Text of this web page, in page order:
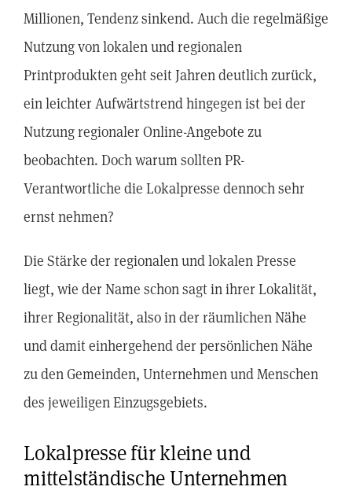
Millionen, Tendenz sinkend. Auch die regelmäßige
Nutzung von lokalen und regionalen
Printprodukten geht seit Jahren deutlich zurück,
ein leichter Aufwärtstrend hingegen ist bei der
Nutzung regionaler Online-Angebote zu
beobachten. Doch warum sollten PR-
Verantwortliche die Lokalpresse dennoch sehr
ernst nehmen?
Die Stärke der regionalen und lokalen Presse
liegt, wie der Name schon sagt in ihrer Lokalität,
ihrer Regionalität, also in der räumlichen Nähe
und damit einhergehend der persönlichen Nähe
zu den Gemeinden, Unternehmen und Menschen
des jeweiligen Einzugsgebiets.
Lokalpresse für kleine und
mittelständische Unternehmen